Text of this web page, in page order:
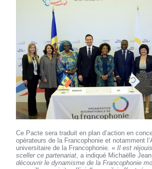
Ce Pacte sera traduit en plan d’action en
opérateurs de la Francophonie et notamment
universitaire de la Francophonie. «Il est
sceller ce partenariat , a indiqué Michaëlle
découvrir le dynamisme de la Francophonie